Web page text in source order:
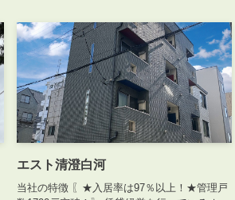
エスト清澄白河
当社の特徴 〖★入居率は97％以上！★管理戸